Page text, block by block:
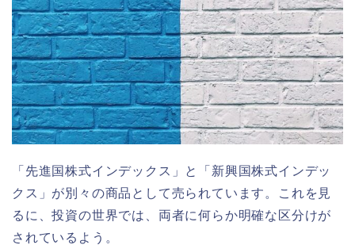
「先進国株式インデックス」と「新興国株式インデッ
クス」が別々の商品として売られています。これを見
るに、投資の世界では、両者に何らか明確な区分けが
されているよう。